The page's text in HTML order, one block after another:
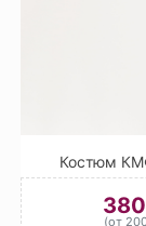
Костюм
(от